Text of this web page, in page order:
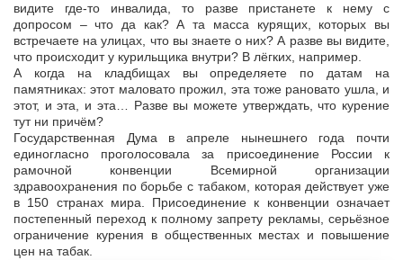
видите где-то инвалида, то разве пристанете к нему с
допросом – что да как? А та масса курящих, которых вы
встречаете на улицах, что вы знаете о них? А разве вы видите,
что происходит у курильщика внутри? В лёгких, например.
А когда на кладбищах вы определяете по датам на
памятниках: этот маловато прожил, эта тоже рановато ушла, и
этот, и эта, и эта… Разве вы можете утверждать, что курение
тут ни причём?
Государственная Дума в апреле нынешнего года почти
единогласно проголосовала за присоединение России к
рамочной конвенции Всемирной организации
здравоохранения по борьбе с табаком, которая действует уже
в 150 странах мира. Присоединение к конвенции означает
постепенный переход к полному запрету рекламы, серьёзное
ограничение курения в общественных местах и повышение
цен на табак.